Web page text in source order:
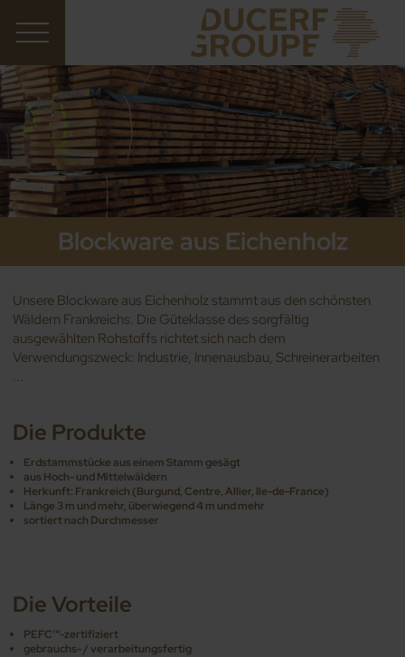
Blockware aus Eichenholz
Unsere Blockware aus Eichenholz stammt aus den schönsten
Wäldern Frankreichs. Die Güteklasse des sorgfältig
ausgewählten Rohstoffs richtet sich nach dem
Verwendungszweck: Industrie, Innenausbau, Schreinerarbeiten
...
Die Produkte
Erdstammstücke aus einem Stamm gesägt
aus Hoch- und Mittelwäldern
Herkunft: Frankreich (Burgund, Centre, Allier, Ile-de-France)
Länge 3 m und mehr, überwiegend 4 m und mehr
sortiert nach Durchmesser
Die Vorteile
PEFC™-zertifiziert
gebrauchs- / verarbeitungsfertig